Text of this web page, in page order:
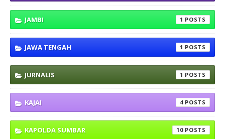
JAMBI 1
JAWA TENGAH 1
JURNALIS 1
KAJAI 4
KAPOLDA SUMBAR 10